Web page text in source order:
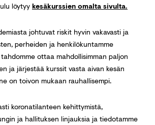
löytyykesäkurssien omalta sivulta.
johtuvat riskit hyvin vakavasti ja
perheiden ja henkilökuntamme
ottaa mahdollisimman paljon
ja järjestää kurssit vasta aivan kesän
on toivon mukaan rauhallisempi.
koronatilanteen kehittymistä,
ja hallituksen linjauksia ja tiedotamme